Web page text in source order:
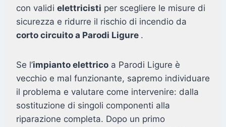
con validi elettricisti per scegliere le misure di
sicurezza e ridurre il rischio di incendio da
corto circuito a Parodi Ligure .
Se l’impianto elettrico a Parodi Ligure è
vecchio e mal funzionante, sapremo individuare
il problema e valutare come intervenire: dalla
sostituzione di singoli componenti alla
riparazione completa. Dopo un primo